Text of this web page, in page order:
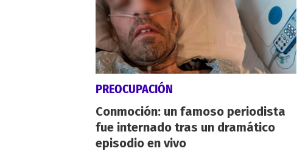
PREOCUPACIÓN
Conmoción: un famoso periodista
fue internado tras un dramático
episodio en vivo